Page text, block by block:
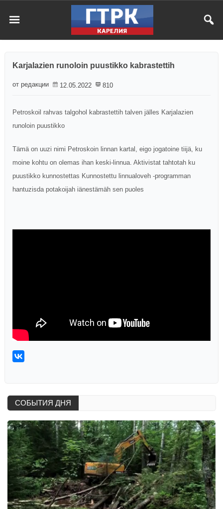
Karjalazien runoloin puustikko kabrastettih
от редакции 12.05.2022 810
Petroskoil rahvas talgohol kabrastettih talven jälles Karjalazien
runoloin puustikko
Tämä on uuzi nimi Petroskoin linnan kartal, eigo jogatoine tiijä, ku
moine kohtu on olemas ihan keski-linnua. Aktivistat tahtotah ku
puustikko kunnostettas Kunnostettu linnualoveh -programman
hantuzisda potakoijah iänestämäh sen puoles
СОБЫТИЯ ДНЯ